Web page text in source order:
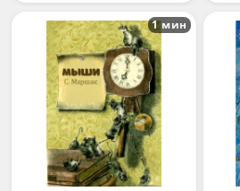
1 мин